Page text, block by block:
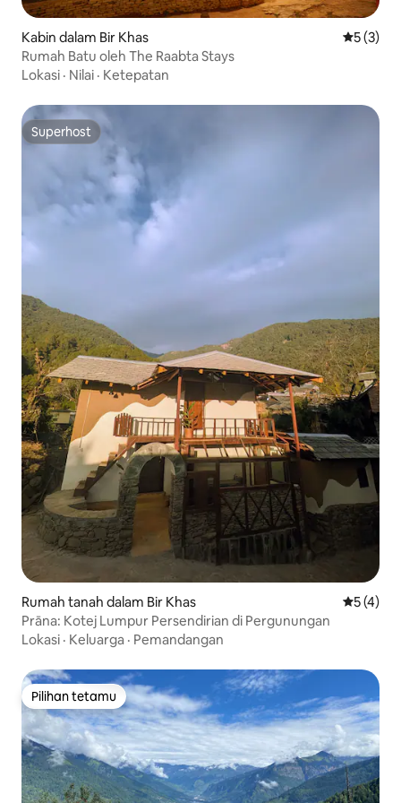
Kabin dalam Bir Khas
5 (3)
Rumah Batu oleh The Raabta Stays
Lokasi · Nilai · Ketepatan
Superhost
Superhost
Rumah tanah dalam Bir Khas
5 (4)
Prāna: Kotej Lumpur Persendirian di Pergunungan
Lokasi · Keluarga · Pemandangan
Pilihan tetamu
Pilihan tetamu